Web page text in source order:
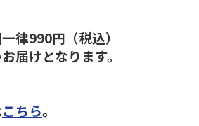
律990円（税込）
届けとなります。
こちら。